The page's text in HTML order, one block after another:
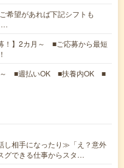
希望があれば下記シフトも
…
！】2カ月～ ■ご応募から最短
～ ■週払いOK ■扶養内OK ■
し相手になったり≫「え？意外
グできる仕事からスタ…